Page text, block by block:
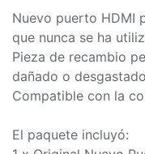
Nuevo puerto HDMI
que nunca se ha
Pieza de recambio
dañado o
Compatible con la
El paquete incluyó: